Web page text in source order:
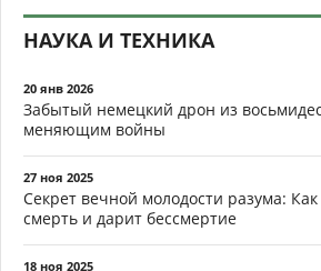
НАУКА И ТЕХНИКА
20 янв 2026
Забытый немецкий дрон из
меняющим войны
27 ноя 2025
Секрет вечной молодости разума:
смерть и дарит бессмертие
18 ноя 2025